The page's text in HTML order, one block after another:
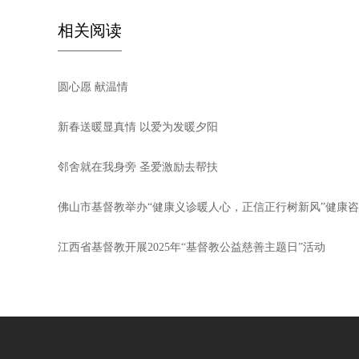
相关阅读
圆心愿 献温情
新春送暖显真情 以爱为发暖夕阳
邻舍就在我身旁 圣爱激励去帮扶
佛山市基督教举办“健康义诊暖人心，正信正行树新风”健康
江西省基督教开展2025年“基督教公益慈善主题日”活动